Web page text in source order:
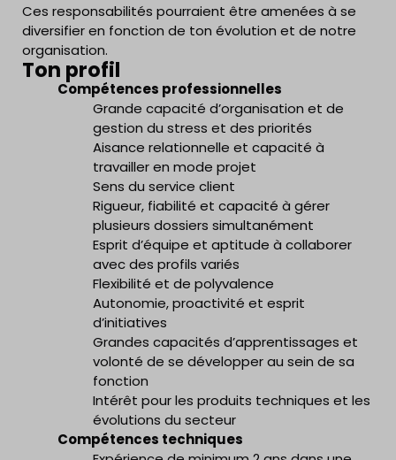
Ces responsabilités pourraient être amenées à se
diversifier en fonction de ton évolution et de notre
organisation.
Ton profil
Compétences professionnelles
Grande capacité d’organisation et de
gestion du stress et des priorités
Aisance relationnelle et capacité à
travailler en mode projet
Sens du service client
Rigueur, fiabilité et capacité à gérer
plusieurs dossiers simultanément
Esprit d’équipe et aptitude à collaborer
avec des profils variés
Flexibilité et de polyvalence
Autonomie, proactivité et esprit
d’initiatives
Grandes capacités d’apprentissages et
volonté de se développer au sein de sa
fonction
Intérêt pour les produits techniques et les
évolutions du secteur
Compétences techniques